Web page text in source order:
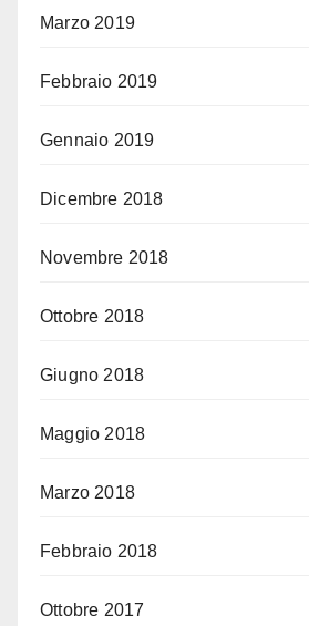
Marzo 2019
Febbraio 2019
Gennaio 2019
Dicembre 2018
Novembre 2018
Ottobre 2018
Giugno 2018
Maggio 2018
Marzo 2018
Febbraio 2018
Ottobre 2017